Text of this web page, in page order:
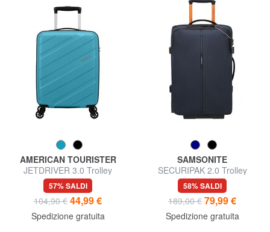
AMERICAN TOURISTER
JETDRIVER 3.0 Trolley
Bagaglio a Mano
57% SALDI
104,90 € 44,99 €
Spedizione gratuita
SAMSONITE
SECURIPAK 2.0 Trolley
Bagaglio a Mano
58% SALDI
189,00 € 79,99 €
Spedizione gratuita